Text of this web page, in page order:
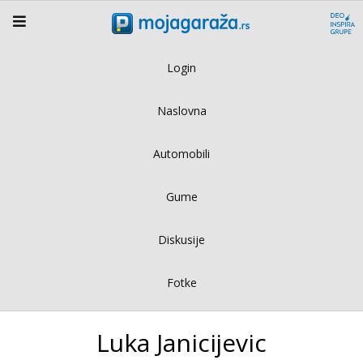
Login
Naslovna
Automobili
Gume
Diskusije
Fotke
Luka Janicijevic